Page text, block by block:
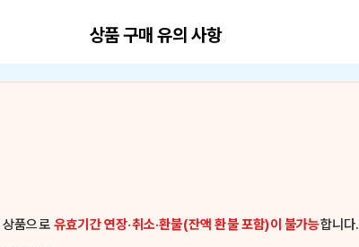
상품 구매 유의 사항
품으로유효기간 연장·취소·환불(잔액 환불 포함)이 불가능합니다.